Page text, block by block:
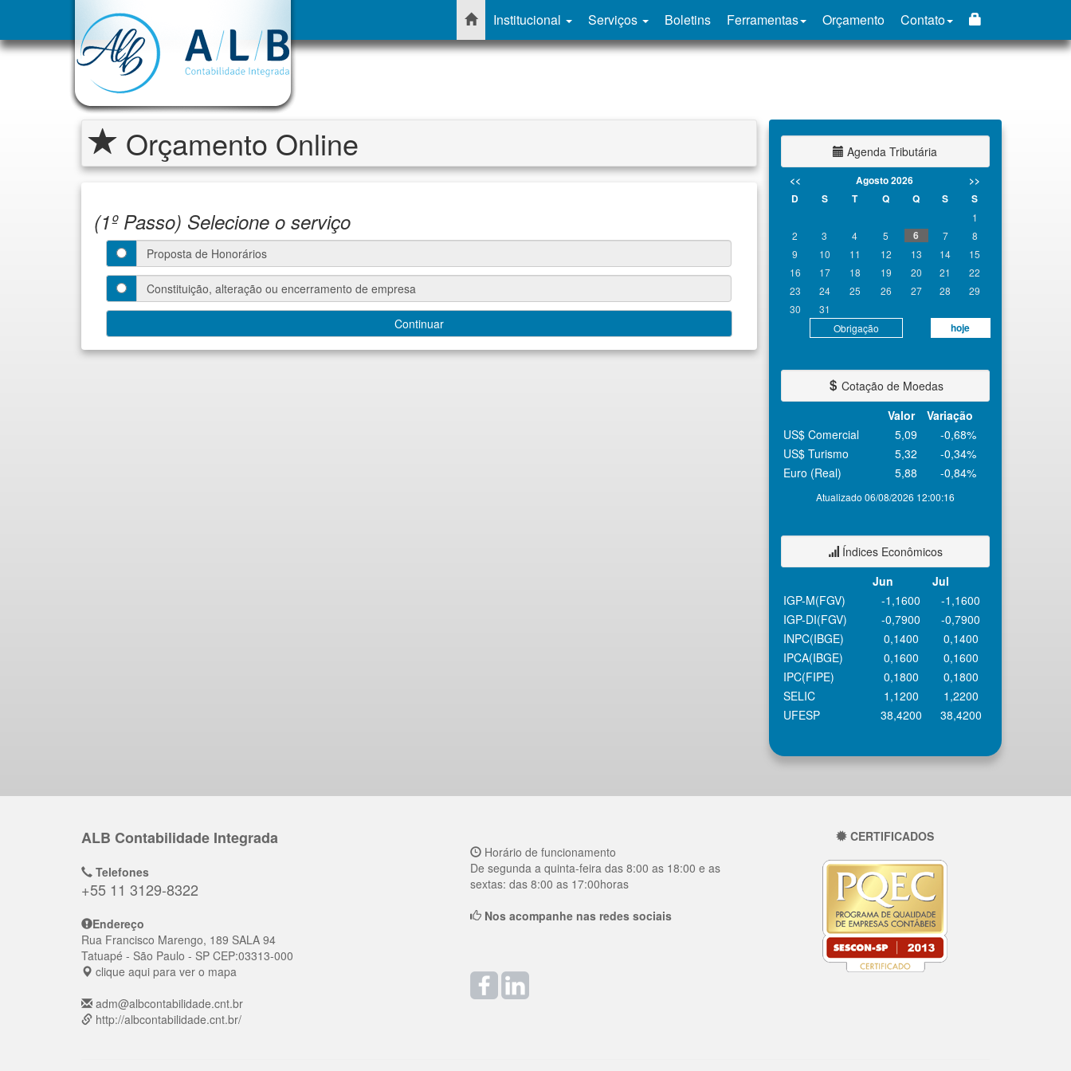
Institucional Serviços Boletins Ferramentas Orçamento Contato
Orçamento Online
(1º Passo) Selecione o serviço
Continuar
Agenda Tributária
<< Agosto 2026
>>
D
S T Q Q S S
Obrigação hoje
1
2
3 4 5 6 7
8
9
10 11 12 13 14
15
16
17 18 19 20 21
22
23
24 25 26 27 28
29
30
31
Cotação de Moedas
Valor
Variação
Atualizado 06/08/2026 12:00:16
US$ Comercial 5,09
-0,68%
US$ Turismo
5,32
-0,34%
Euro (Real)
5,88 -0,84%
Índices Econômicos
Jun
Jul
IGP-M(FGV)
-1,1600
-1,1600
IGP-DI(FGV)
-0,7900
-0,7900
INPC(IBGE)
0,1400
0,1400
IPCA(IBGE)
0,1600
0,1600
IPC(FIPE)
0,1800
0,1800
SELIC
1,1200
1,2200
UFESP
38,4200 38,4200
ALB Contabilidade Integrada
Telefones
+55 11 3129-8322
Endereço
Rua Francisco Marengo, 189 SALA 94
Tatuapé - São Paulo - SP CEP:03313-000
clique aqui para ver o mapa
adm@albcontabilidade.cnt.br
http://albcontabilidade.cnt.br/
Horário de funcionamento
De segunda a quinta-feira das 8:00 as 18:00 e as
sextas: das 8:00 as 17:00horas
Nos acompanhe nas redes sociais
CERTIFICADOS